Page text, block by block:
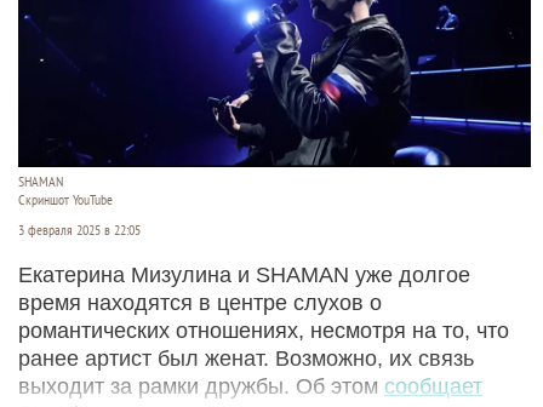
SHAMAN
Скриншот YouTube
3 февраля 2025 в 22:05
Екатерина Мизулина и SHAMAN уже долгое
время находятся в центре слухов о
романтических отношениях, несмотря на то, что
ранее артист был женат. Возможно, их связь
выходит за рамки дружбы. Об этом сообщает